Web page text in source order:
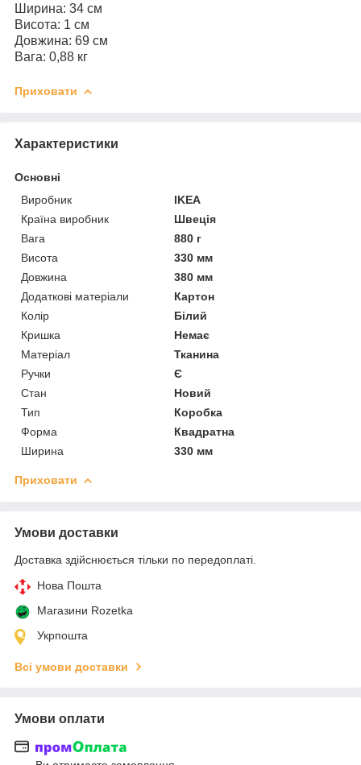
Ширина: 34 см
Висота: 1 см
Довжина: 69 см
Вага: 0,88 кг
Приховати
Характеристики
Основні
Виробник
IKEA
Країна виробник
Швеція
Вага
880 г
Висота
330 мм
Довжина
380 мм
Додаткові матеріали
Картон
Колір
Білий
Кришка
Немає
Матеріал
Тканина
Ручки
Є
Стан
Новий
Тип
Коробка
Форма
Квадратна
Ширина
330 мм
Приховати
Умови доставки
Доставка здійснюється тільки по передоплаті.
Нова Пошта
Магазини Rozetka
Укрпошта
Всі умови доставки
Умови оплати